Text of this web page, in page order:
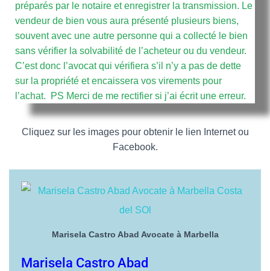
préparés par le notaire et enregistrer la transmission. Le
vendeur de bien vous aura présenté plusieurs biens,
souvent avec une autre personne qui a collecté le bien
sans vérifier la solvabilité de l’acheteur ou du vendeur.
C’est donc l’avocat qui vérifiera s’il n’y a pas de dette
sur la propriété et encaissera vos virements pour
l’achat. PS Merci de me rectifier si j’ai écrit une erreur.
Cliquez sur les images pour obtenir le lien Internet ou
Facebook.
Marisela Castro Abad Avocate à Marbella
Marisela Castro Abad